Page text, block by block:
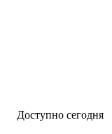
Доступно сегодня